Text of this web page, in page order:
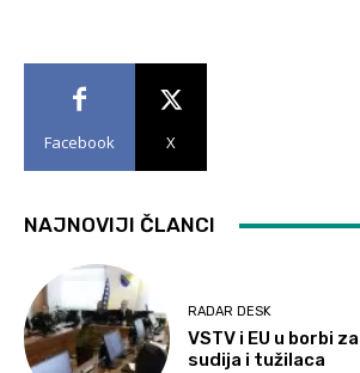
Facebook X
NAJNOVIJI ČLANCI
RADAR DESK
VSTV i EU u borbi
sudija i tužilaca